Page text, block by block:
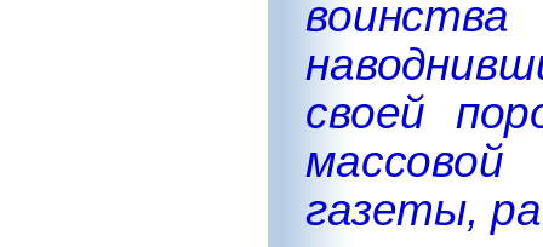
воинства
своей
массовой
газеты,